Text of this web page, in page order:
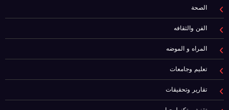
الصحة
الفن والثقافه
المراه و الموضه
تعليم وجامعات
تقارير وتحقيقات